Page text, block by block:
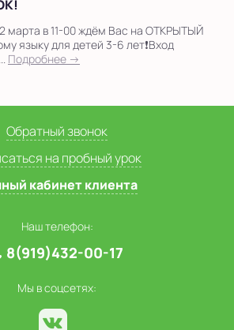
марта в 11-00 ждём Вас на ОТКРЫТЫЙ
языку для детей 3-6 лет❗Вход
Подробнее →
Обратный звонок
на пробный урок
кабинет клиента
Наш телефон:
8(919)432-00-17
Мы в соцсетях: